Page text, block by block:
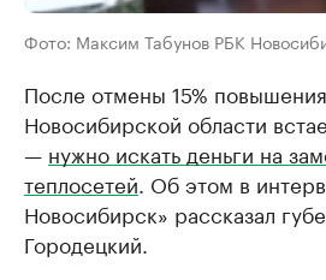
Фото: Максим Табунов РБК
После отмены 15%
Новосибирской области
— нужно искать деньги на
теплосетей . Об этом в
Новосибирск» рассказал
Городецкий.